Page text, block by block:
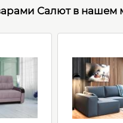
Салют в нашем